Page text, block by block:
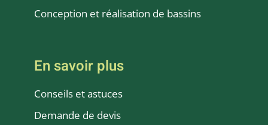
Conception et réalisation de bassins
En savoir plus
Conseils et astuces
Demande de devis